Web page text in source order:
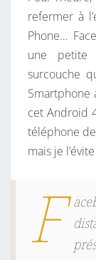
refermer à
Phone…
une petite
surcouche
Smartphone
cet Android
téléphone
mais je
F